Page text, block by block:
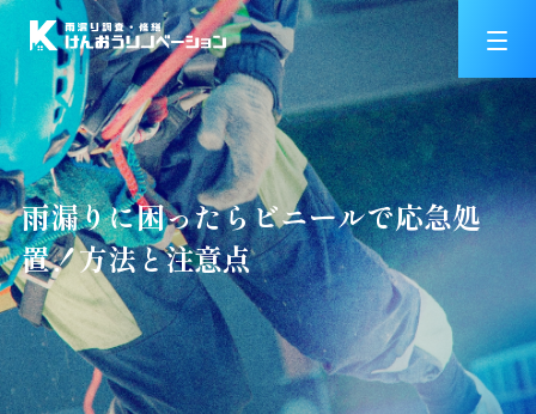
雨漏りに困ったらビニールで応急処
置！方法と注意点